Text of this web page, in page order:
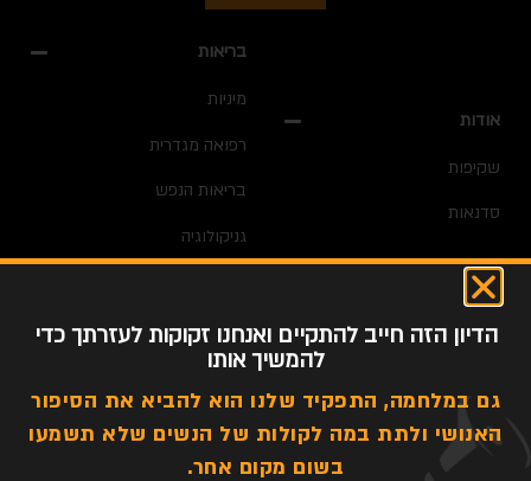
אודות
שקיפות
סדנאות
חדשות
בריאות
מיניות
רפואה מגדרית
בריאות הנפש
גניקולוגיה
אלימות מגדרית
הדיון הזה חייב להתקיים ואנחנו זקוקות לעזרתך כדי
להמשיך אותו
גם במלחמה, התפקיד שלנו הוא להביא את הסיפור
האנושי ולתת במה לקולות של הנשים שלא תשמעו
בשום מקום אחר.